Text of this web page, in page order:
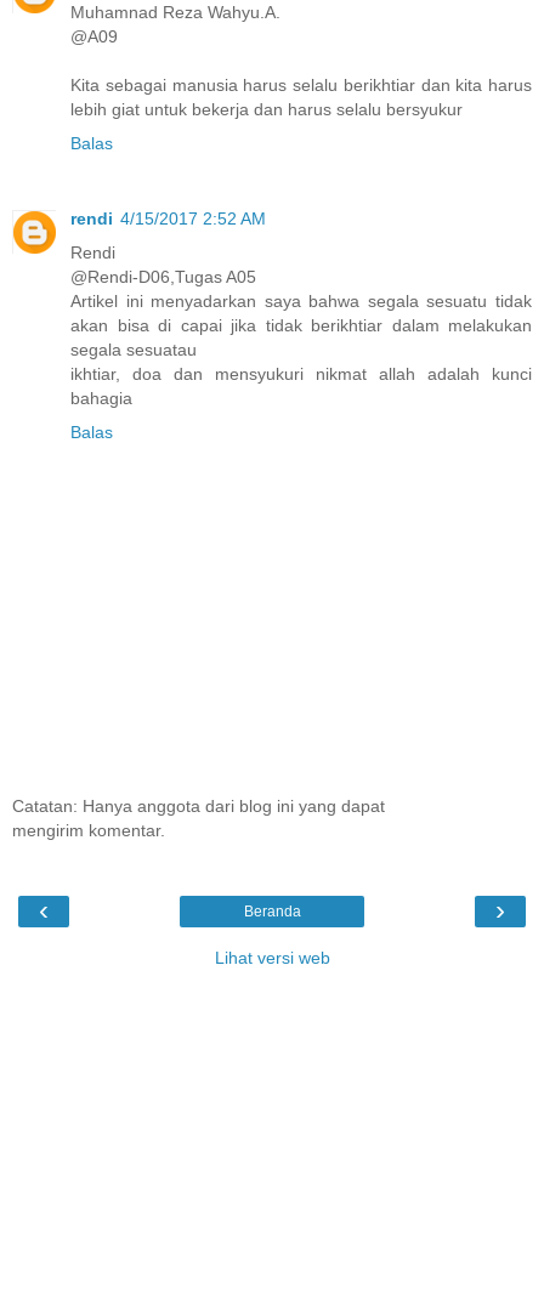
Muhamnad Reza Wahyu.A.
@A09
Kita sebagai manusia harus selalu berikhtiar dan kita harus
lebih giat untuk bekerja dan harus selalu bersyukur
Balas
rendi 4/15/2017 2:52 AM
Rendi
@Rendi-D06,Tugas A05
Artikel ini menyadarkan saya bahwa segala sesuatu tidak
akan bisa di capai jika tidak berikhtiar dalam melakukan
segala sesuatau
ikhtiar, doa dan mensyukuri nikmat allah adalah kunci
bahagia
Balas
Catatan: Hanya anggota dari blog ini yang dapat
mengirim komentar.
‹ ›
Beranda
Lihat versi web